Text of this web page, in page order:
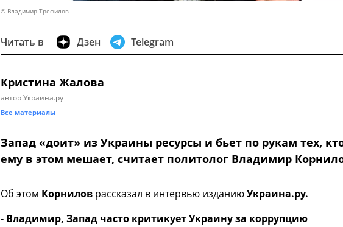
© Владимир Трефилов
Читать в Дзен Telegram
Кристина Жалова
автор Украина.ру
Все материалы
Запад «доит» из Украины ресурсы и бьет по рукам тех,
ему в этом мешает, считает политолог Владимир
Об этом Корнилов рассказал в интервью изданиюУкраина.ру.
- Владимир, Запад часто критикует Украину за коррупцию